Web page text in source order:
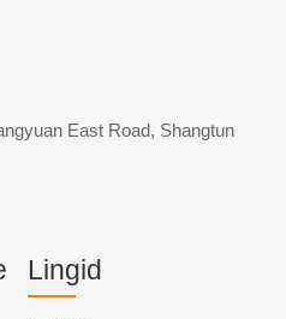
East Road, Shangtun
Lingid